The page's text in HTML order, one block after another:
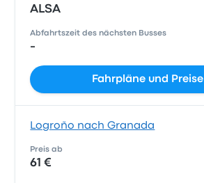
ALSA
Abfahrtszeit des nächsten Busses
-
Fahrpläne und Preise
Logroño nach Granada
Preis ab
61 €